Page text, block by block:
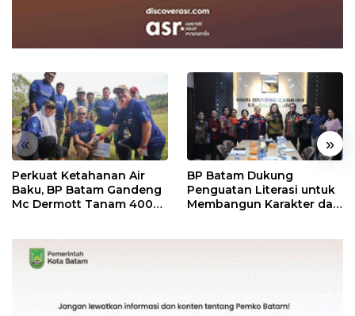
« »
Perkuat Ketahanan Air
Baku, BP Batam Gandeng
Mc Dermott Tanam 400
BP Batam Dukung
Penguatan Literasi untuk
Membangun Karakter dan